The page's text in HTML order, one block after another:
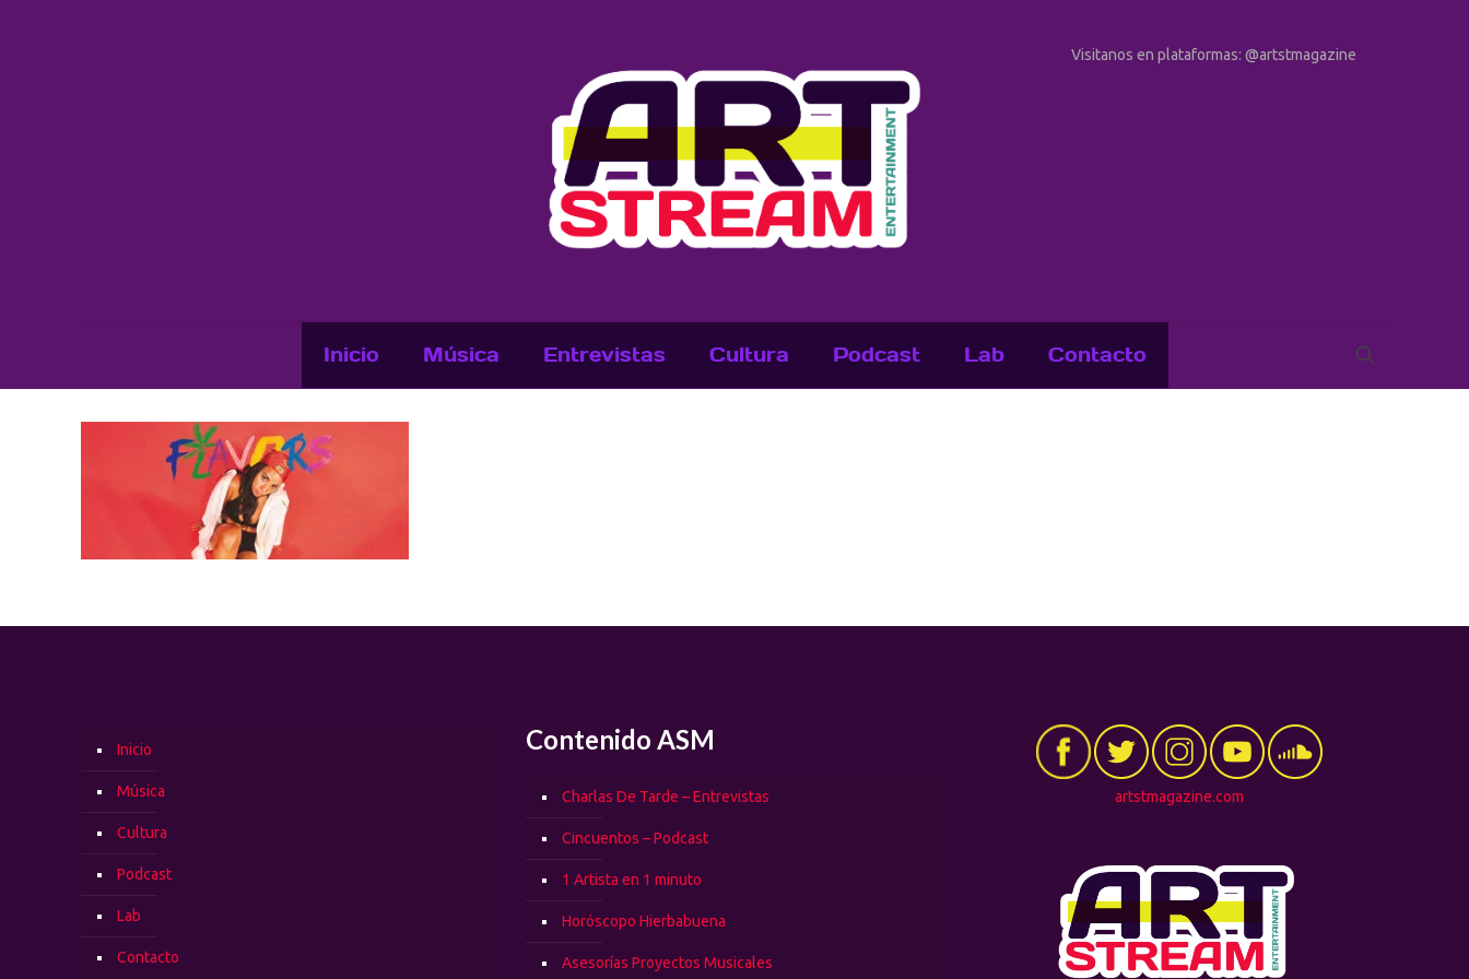
Inicio Música Entrevistas Cultura Podcast Lab Contacto
Visitanos en plataformas: @artstmagazine
Inicio
Música
Cultura
Podcast
Lab
Contacto
Contenido ASM
Charlas De Tarde – Entrevistas
Cincuentos – Podcast
1 Artista en 1 minuto
Horóscopo Hierbabuena
Asesorías Proyectos Musicales
artstmagazine.com